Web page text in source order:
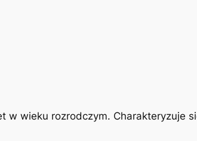
w wieku rozrodczym. Charakteryzuje